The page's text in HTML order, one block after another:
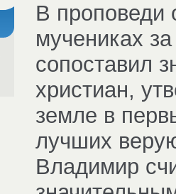
В проповеди
мучениках
сопоставил
христиан,
земле в
лучших
Владимир